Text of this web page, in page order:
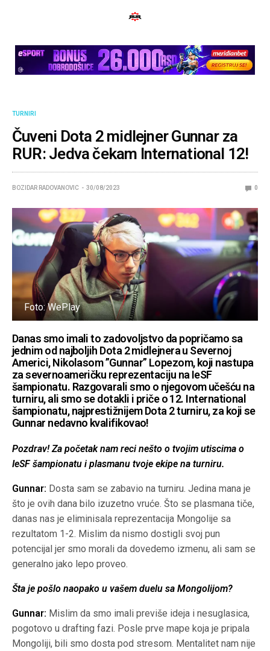
TURNIRI
Čuveni Dota 2 midlejner Gunnar za
RUR: Jedva čekam International 12!
BOZIDAR RADOVANOVIC 30/08/2023 0
Foto: WePlay
Danas smo imali to zadovoljstvo da popričamo sa
jednim od najboljih Dota 2 midlejnera u Severnoj
Americi, Nikolasom ”Gunnar” Lopezom, koji nastupa
za severnoameričku reprezentaciju na IeSF
šampionatu. Razgovarali smo o njegovom učešću na
turniru, ali smo se dotakli i priče o 12. International
šampionatu, najprestižnijem Dota 2 turniru, za koji se
Gunnar nedavno kvalifikovao!
Pozdrav! Za početak nam reci nešto o tvojim utiscima o
IeSF šampionatu i plasmanu tvoje ekipe na turniru.
Gunnar: Dosta sam se zabavio na turniru. Jedina mana je
što je ovih dana bilo izuzetno vruće. Što se plasmana tiče,
danas nas je eliminisala reprezentacija Mongolije sa
rezultatom 1-2. Mislim da nismo dostigli svoj pun
potencijal jer smo morali da dovedemo izmenu, ali sam se
generalno jako lepo proveo.
Šta je pošlo naopako u vašem duelu sa Mongolijom?
Gunnar: Mislim da smo imali previše ideja i nesuglasica,
pogotovo u drafting fazi. Posle prve mape koja je pripala
Mongoliji, bili smo dosta pod stresom. Mentalitet nam nije